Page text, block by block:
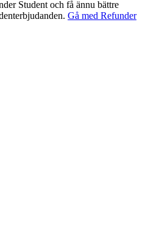
Student och få ännu bättre
Gå med Refunder